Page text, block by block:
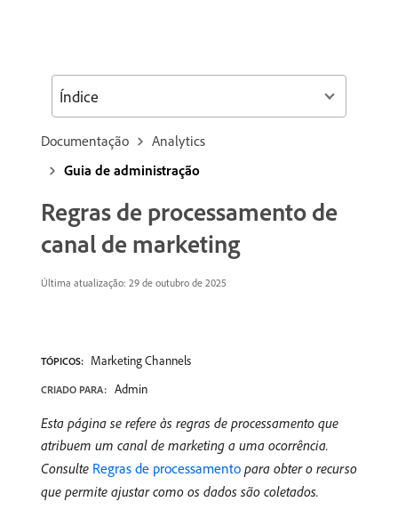
Documentação
Analytics
Guia de administração
Regras de processamento de
canal de marketing
Última atualização: 29 de outubro de 2025
TÓPICOS: Marketing Channels
CRIADO PARA: Admin
Esta página se refere às regras de processamento que
atribuem um canal de marketing a uma ocorrência.
Consulte Regras de processamento para obter o recurso
que permite ajustar como os dados são coletados.
Índice